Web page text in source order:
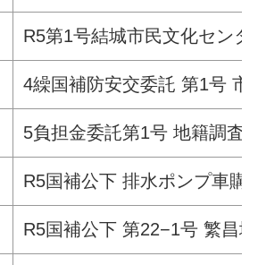
R5第1号結城市民文化セン
4繰国補防安交委託 第1号
5負担金委託第1号 地籍調査
R5国補公下 排水ポンプ車購
R5国補公下 第22−1号 繁昌